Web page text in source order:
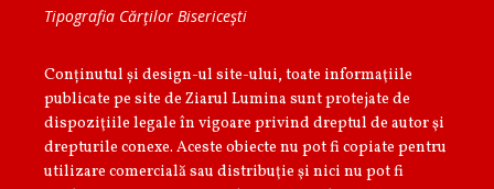
Tipografia Cărţilor Bisericeşti
Conținutul și design-ul site-ului, toate informaţiile
publicate pe site de Ziarul Lumina sunt protejate de
dispoziţiile legale în vigoare privind dreptul de autor şi
drepturile conexe. Aceste obiecte nu pot fi copiate pentru
utilizare comercială sau distribuţie şi nici nu pot fi